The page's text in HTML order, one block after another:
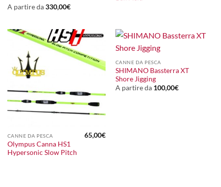
A partire da330,00€
CANNE DA PESCA
Olympus Canna HS1
Hypersonic Slow Pitch
65,00€
CANNE DA PESCA
SHIMANO Bassterra XT
Shore Jigging
A partire da 100,00€